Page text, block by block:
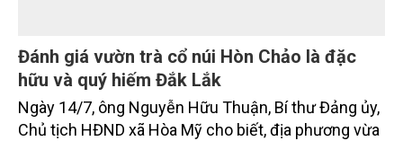
Đánh giá vườn trà cổ núi Hòn Chảo là đặc
hữu và quý hiếm Đắk Lắk
Ngày 14/7, ông Nguyễn Hữu Thuận, Bí thư Đảng ủy,
Chủ tịch HĐND xã Hòa Mỹ cho biết, địa phương vừa